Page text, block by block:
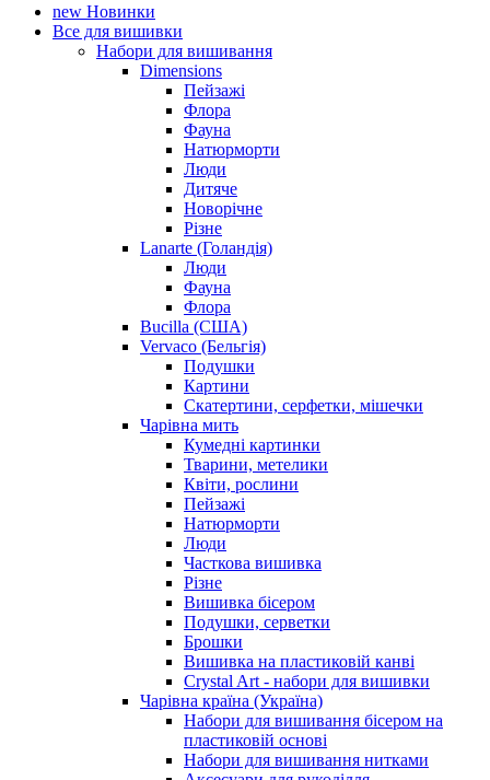
new Новинки
Все для вишивки
Набори для вишивання
Dimensions
Пейзажі
Флора
Фауна
Натюрморти
Люди
Дитяче
Новорічне
Різне
Lanarte (Голандія)
Люди
Фауна
Флора
Bucilla (США)
Vervaco (Бельгія)
Подушки
Картини
Скатертини, серфетки, мішечки
Чарiвна мить
Кумедні картинки
Тварини, метелики
Квіти, рослини
Пейзажі
Натюрморти
Люди
Часткова вишивка
Різне
Вишивка бісером
Подушки, серветки
Брошки
Вишивка на пластиковій канві
Crystal Art - набори для вишивки
Чарівна країна (Україна)
Набори для вишивання бісером на
пластиковій основі
Набори для вишивання нитками